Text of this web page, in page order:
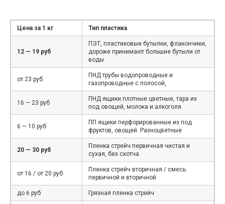
Цена за 1 кг Тип пластика
12 — 19 руб
ПЭТ, пластиковые бутылки, флакончики,
дороже принимают большие бутыли от
воды
от 23 руб
ПНД трубы водопроводные и
газопроводные с полосой,
16 — 23 руб
ПНД ящики плотные цветные, тара из
под овощей, молока и алкоголя
6 — 10 руб
ПП ящики перфорированные из под
фруктов, овощей. Разноцветные
20 — 30 руб
Пленка стрейч первичная чистая и
сухая, без скотча
от 16 / от 20 руб
Пленка стрейч вторичная / смесь
первичной и вторичной
до 6 руб Грязная пленка стрейч